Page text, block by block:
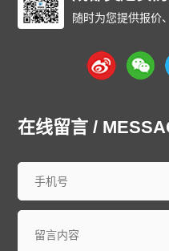
随时为您提供报价
在线留言 /